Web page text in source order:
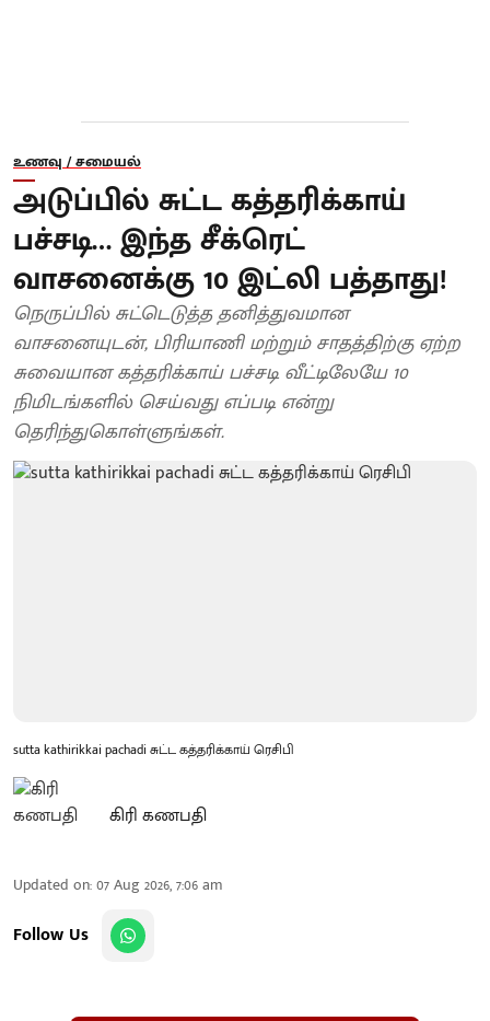
உணவு / சமையல்
அடுப்பில் சுட்ட கத்தரிக்காய்
பச்சடி… இந்த சீக்ரெட்
வாசனைக்கு 10 இட்லி பத்தாது!
நெருப்பில் சுட்டெடுத்த தனித்துவமான
வாசனையுடன், பிரியாணி மற்றும் சாதத்திற்கு ஏற்ற
சுவையான கத்தரிக்காய் பச்சடி வீட்டிலேயே 10
நிமிடங்களில் செய்வது எப்படி என்று
தெரிந்துகொள்ளுங்கள்.
sutta kathirikkai pachadi சுட்ட கத்தரிக்காய் ரெசிபி
கிரி கணபதி
Updated on:07 Aug 2026, 7:06 am
Follow Us